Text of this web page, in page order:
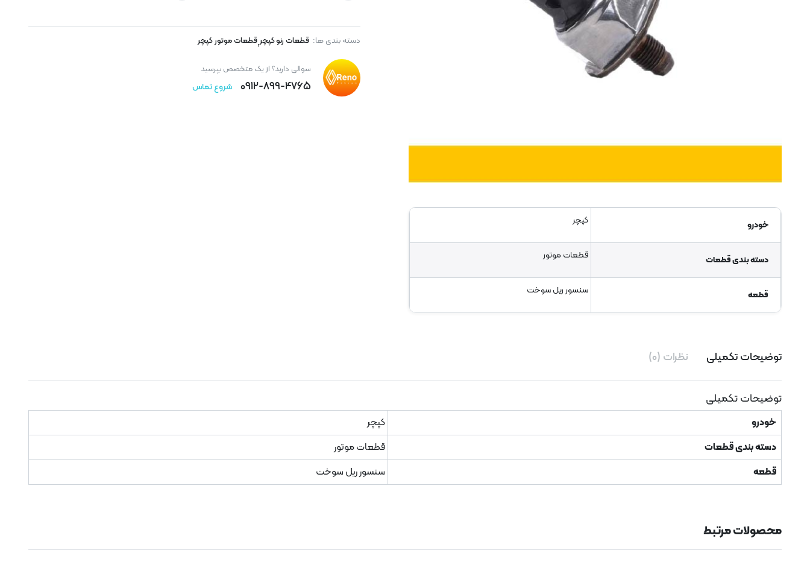
خودرو کپچر
دسته بندی قطعات قطعات موتور
قطعه سنسور ریل سوخت
دسته بندی ها: قطعات رنو کپچر,قطعات موتور کپچر
سوالی دارید؟ از یک متخصص بپرسید
۰۹۱۲-۸۹۹-۴۷۶۵ شروع تماس
توضیحات تکمیلی نظرات (۰)
توضیحات تکمیلی
خودرو
کپچر
دسته بندی قطعات
قطعات موتور
قطعه
سنسور ریل سوخت
محصولات مرتبط